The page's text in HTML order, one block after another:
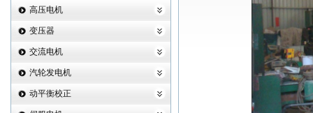
高压电机
变压器
交流电机
汽轮发电机
动平衡校正